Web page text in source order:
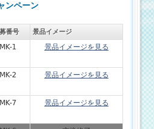
ンペーン
番号 景品イメージ
1 景品イメージを見る
2 景品イメージを見る
7 景品イメージを見る